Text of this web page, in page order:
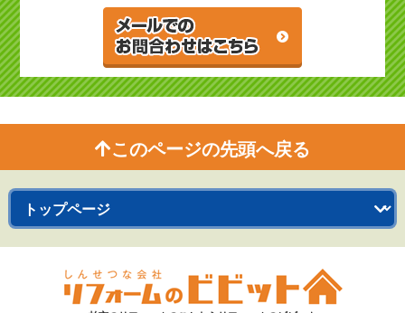
このページの先頭へ戻る